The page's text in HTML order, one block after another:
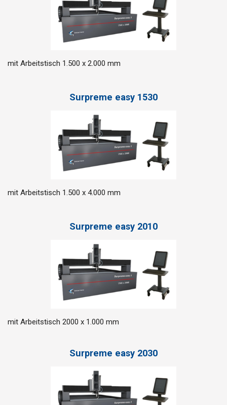
mit Arbeitstisch 1.500 x 2.000 mm
Surpreme easy 1530
mit Arbeitstisch 1.500 x 4.000 mm
Surpreme easy 2010
mit Arbeitstisch 2000 x 1.000 mm
Surpreme easy 2030